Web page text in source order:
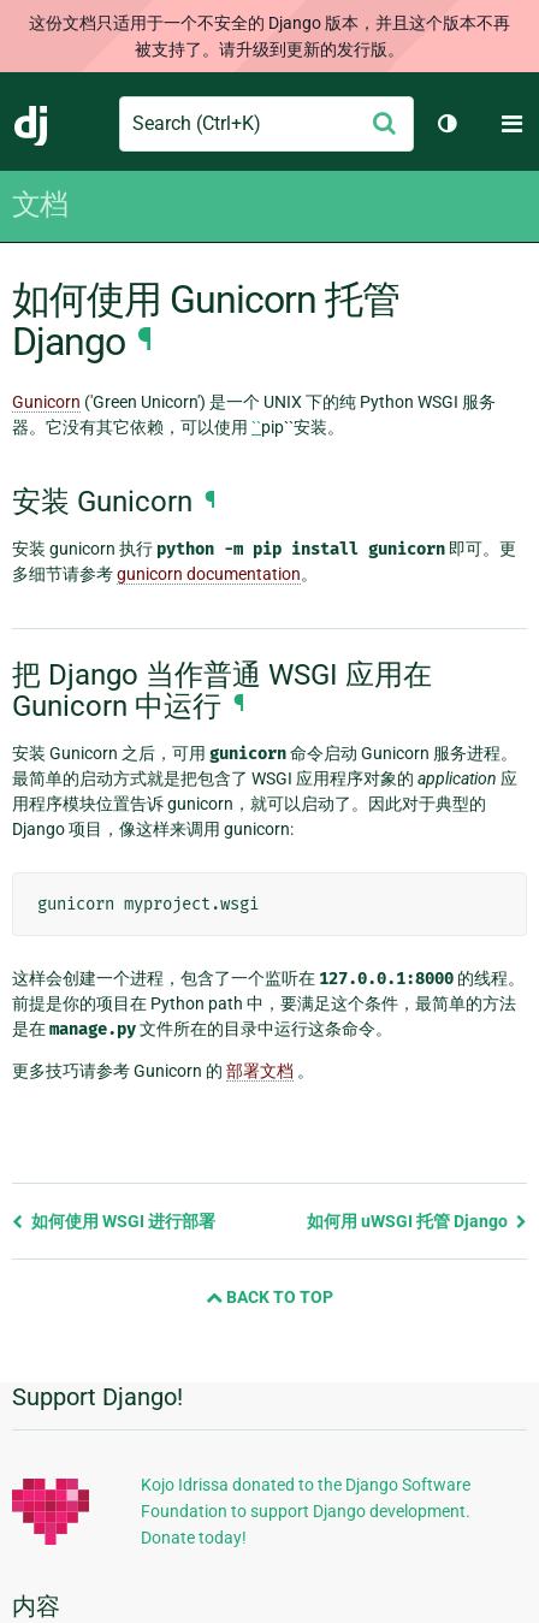
这份文档只适用于一个不安全的 Django 版本，并且这个版本不再
被支持了。请升级到更新的发行版。
Django
Search
交
切换主题
文档
如何使用 Gunicorn 托管
Django ¶
Gunicorn ('Green Unicorn') 是一个 UNIX 下的纯 Python WSGI 服务
器。它没有其它依赖，可以使用 ``pip``安装。
安装 Gunicorn ¶
安装 gunicorn 执行 python -m pip install gunicorn 即可。更
多细节请参考gunicorn documentation。
把 Django 当作普通 WSGI 应用在
Gunicorn 中运行 ¶
安装 Gunicorn 之后，可用 gunicorn命令启动 Gunicorn 服务进程。
最简单的启动方式就是把包含了 WSGI 应用程序对象的 application 应
用程序模块位置告诉 gunicorn，就可以启动了。因此对于典型的
Django 项目，像这样来调用 gunicorn:
这样会创建一个进程，包含了一个监听在 127.0.0.1:8000 的线程。
前提是你的项目在 Python path 中，要满足这个条件，最简单的方法
是在manage.py文件所在的目录中运行这条命令。
更多技巧请参考 Gunicorn 的 部署文档 。
Previous
如何使用 WSGI 进行部署 如何用 uWSGI 托管 Django
BACK TO TOP
附
加
信
息
Support Django!
Kojo Idrissa donated to the Django Software
Foundation to support Django development.
Donate today!
内容